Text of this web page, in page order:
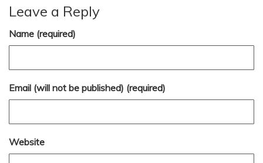
Leave a Reply
Name (required)
Email (will not be published) (required)
Website